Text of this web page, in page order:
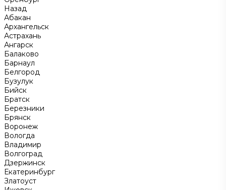
Назад
Абакан
Архангельск
Астрахань
Ангарск
Балаково
Барнаул
Белгород
Бузулук
Бийск
Братск
Березники
Брянск
Воронеж
Вологда
Владимир
Волгоград
Дзержинск
Екатеринбург
Златоуст